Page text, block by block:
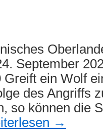
September
Greift ein Wolf
des Angriffs
so können die
→